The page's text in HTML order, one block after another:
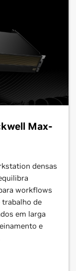
Max-
densas
workflows
trabalho de
em larga
e